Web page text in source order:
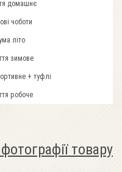
домашнє
чоботи
літо
зимове
+ туфлі
робоче
товару